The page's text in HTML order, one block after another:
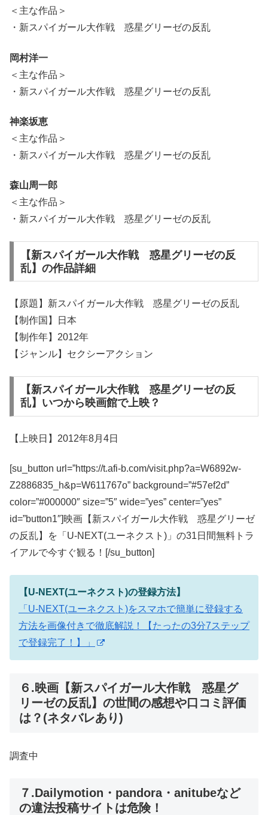
＜主な作品＞
・新スパイガール大作戦 惑星グリーゼの反乱
岡村洋一
＜主な作品＞
・新スパイガール大作戦 惑星グリーゼの反乱
神楽坂恵
＜主な作品＞
・新スパイガール大作戦 惑星グリーゼの反乱
森山周一郎
＜主な作品＞
・新スパイガール大作戦 惑星グリーゼの反乱
【新スパイガール大作戦 惑星グリーゼの反
乱】の作品詳細
【原題】新スパイガール大作戦 惑星グリーゼの反乱
【制作国】日本
【制作年】2012年
【ジャンル】セクシーアクション
【新スパイガール大作戦 惑星グリーゼの反
乱】いつから映画館で上映？
【上映日】2012年8月4日
[su_button url=”https://t.afi-b.com/visit.php?a=W6892w-
Z2886835_h&p=W611767o” background=”#57ef2d”
color=”#000000″ size=”5″ wide=”yes” center=”yes”
id=”button1″]映画【新スパイガール大作戦 惑星グリーゼ
の反乱】を「U-NEXT(ユーネクスト)」の31日間無料トラ
イアルで今すぐ観る！[/su_button]
【U-NEXT(ユーネクスト)の登録方法】
「U-NEXT(ユーネクスト)をスマホで簡単に登録する
方法を画像付きで徹底解説！【たったの3分7ステップ
で登録完了！】」
６.映画【新スパイガール大作戦 惑星グ
リーゼの反乱】の世間の感想や口コミ評価
は？(ネタバレあり)
調査中
７.Dailymotion・pandora・anitubeなど
の違法投稿サイトは危険！